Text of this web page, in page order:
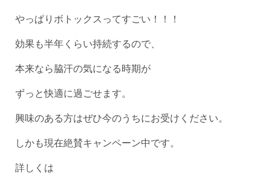
やっぱりボトックスってすごい！！！
効果も半年くらい持続するので、
本来なら脇汗の気になる時期が
ずっと快適に過ごせます。
興味のある方はぜひ今のうちにお受けください。
しかも現在絶賛キャンペーン中です。
詳しくは